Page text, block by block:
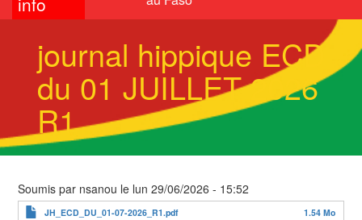
journal hippique ECD
du 01 JUILLET 2026
R1
Soumis par nsanou le lun 29/06/2026 - 15:52
JH_ECD_DU_01-07-2026_R1.pdf 1.54 Mo